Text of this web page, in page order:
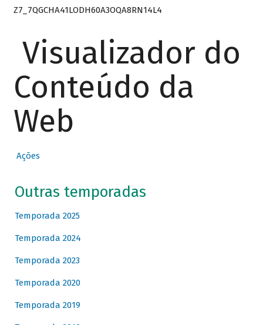
Z7_7QGCHA41LODH60A3OQA8RN14L4
Visualizador do
Conteúdo da
Web
Ações
Outras temporadas
Temporada 2025
Temporada 2024
Temporada 2023
Temporada 2020
Temporada 2019